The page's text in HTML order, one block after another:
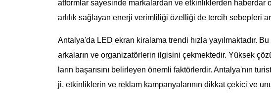
atformlar sayesinde markalardan ve etkinliklerden haberdar
arlılık sağlayan enerji verimliliği özelliği de tercih sebepleri
Antalya'da LED ekran kiralama trendi hızla yayılmaktadır.
arkaların ve organizatörlerin ilgisini çekmektedir. Yüksek
ların başarısını belirleyen önemli faktörlerdir. Antalya'nın
ji, etkinliklerin ve reklam kampanyalarının dikkat çekici ve